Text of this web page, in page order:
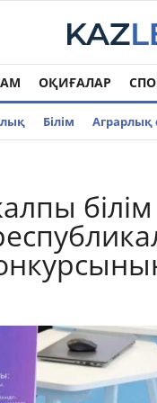
ОҚИҒАЛАР
Білім Аграрлық